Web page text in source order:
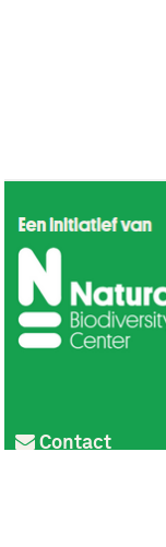
Contact